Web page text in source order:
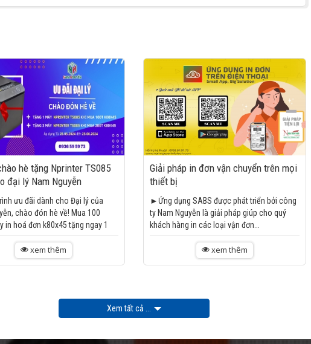
hè tặng Nprinter TS085
đại lý Nam Nguyễn
ưu đãi dành cho Đại lý của
chào đón hè về! Mua 100
in hoá đơn k80x45 tặng ngay 1
xem thêm
Giải pháp in đơn vận chuyển trên mọi
thiết bị
►Ứng dụng SABS được phát triển bởi công
ty Nam Nguyễn là giải pháp giúp cho quý
khách hàng in các loại vận đơn...
xem thêm
Xem tất cả ...